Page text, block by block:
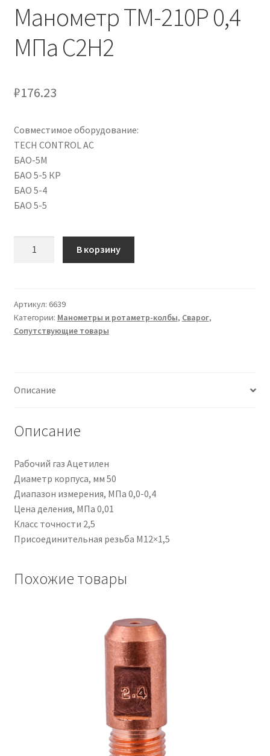
Манометр ТМ-210Р 0,4
МПа С2Н2
₽176.23
Совместимое оборудование:
TECH CONTROL AC
БАО-5М
БАО 5-5 КР
БАО 5-4
БАО 5-5
0,4
МПа
С2Н2
В корзину
Артикул: 6639
Категории: Манометры и ротаметр-колбы, Сварог,
Сопутствующие товары
Описание
Описание
Рабочий газ Ацетилен
Диаметр корпуса, мм 50
Диапазон измерения, МПа 0,0-0,4
Цена деления, МПа 0,01
Класс точности 2,5
Присоединительная резьба М12×1,5
Похожие товары